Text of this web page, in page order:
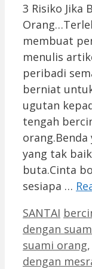
3 Risiko Jika
membuat
menulis
peribadi
berniat
ugutan
tengah
yang tak
buta.Cinta
sesiapa …
Categories
SANTAI Tags
dengan
suami orang,
dengan